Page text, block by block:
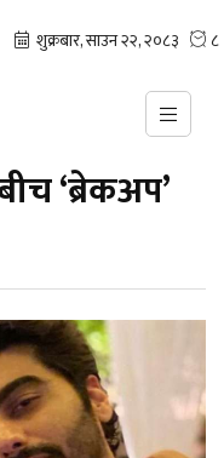
‘ब्रेकअप’